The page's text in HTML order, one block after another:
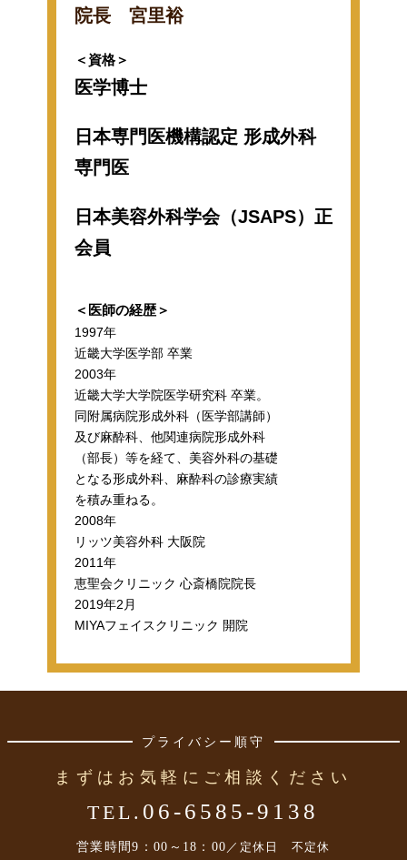
院長 宮里裕
＜資格＞
医学博士
日本専門医機構認定 形成外科
専門医
日本美容外科学会（JSAPS）正
会員
＜医師の経歴＞
1997年
近畿大学医学部 卒業
2003年
近畿大学大学院医学研究科 卒業。
同附属病院形成外科（医学部講師）
及び麻酔科、他関連病院形成外科
（部長）等を経て、美容外科の基礎
となる形成外科、麻酔科の診療実績
を積み重ねる。
2008年
リッツ美容外科 大阪院
2011年
恵聖会クリニック 心斎橋院院長
2019年2月
MIYAフェイスクリニック 開院
プライバシー順守
まずはお気軽にご相談ください
TEL. 06-6585-9138
営業時間9：00～18：00 ／定休日 不定休